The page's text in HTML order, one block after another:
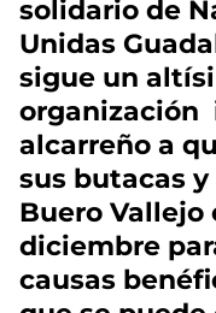
solidario de
Unidas
sigue un
organización
alcarreño a
sus butacas
Buero Vallejo
diciembre
causas